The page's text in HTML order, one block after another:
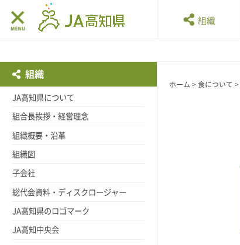
組織
ホーム > 食について >
組織
JA高知県について
組合長挨拶・経営理念
組織概要・沿革
組織図
子会社
総代会資料・ディスクロージャー
JA高知県のロゴマーク
JA高知中央会